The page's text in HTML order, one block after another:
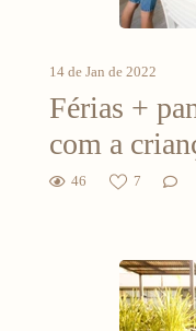
14 de Jan de 2022
Férias +
com a
46 7